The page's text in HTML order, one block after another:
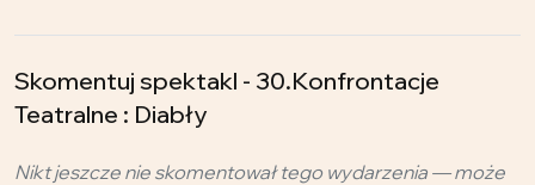
Skomentuj spektakl - 30.Konfrontacje
Teatralne : Diabły
Nikt jeszcze nie skomentował tego wydarzenia — może